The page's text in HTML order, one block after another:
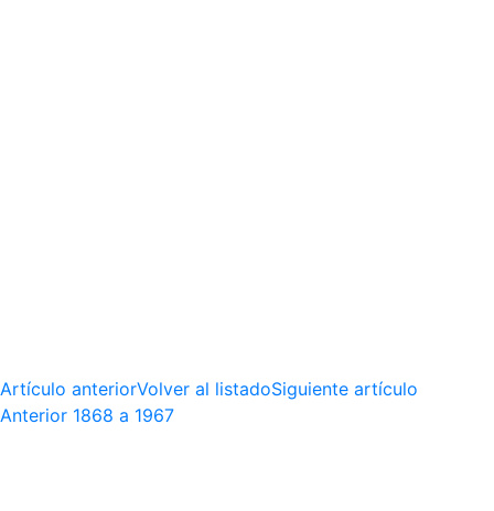
Artículo anteriorVolver al listadoSiguiente artículo
Anterior 1868 a 1967